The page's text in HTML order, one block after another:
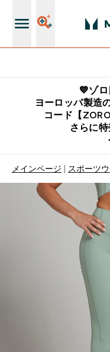
💙ゾ
ヨーロッパ製造
コード【
さらに
メインページ スポーツ